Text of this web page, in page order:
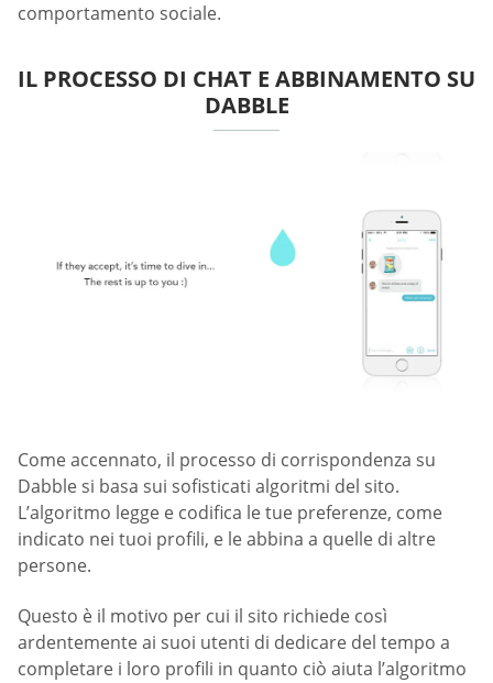
comportamento sociale.
IL PROCESSO DI CHAT E ABBINAMENTO SU
DABBLE
Come accennato, il processo di corrispondenza su
Dabble si basa sui sofisticati algoritmi del sito.
L’algoritmo legge e codifica le tue preferenze, come
indicato nei tuoi profili, e le abbina a quelle di altre
persone.
Questo è il motivo per cui il sito richiede così
ardentemente ai suoi utenti di dedicare del tempo a
completare i loro profili in quanto ciò aiuta l’algoritmo